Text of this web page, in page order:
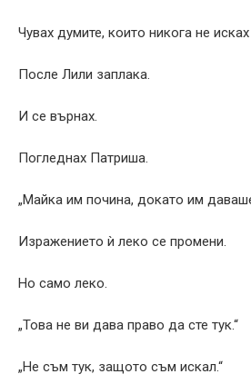
Чувах думите, които никога не
После Лили заплака.
И се върнах.
Погледнах Патриша.
„Майка им почина, докато им
Изражението ѝ леко се промени.
Но само леко.
„Това не ви дава право да сте тук.“
„Не съм тук, защото съм искал.“